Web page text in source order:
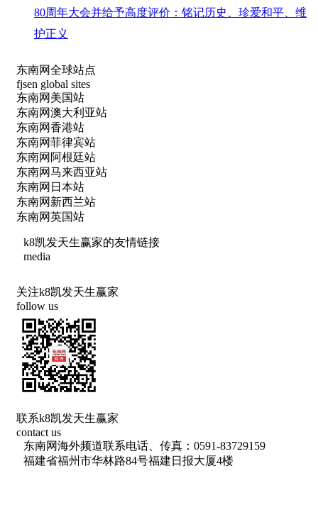
80周年大会并给予高度评价：铭记历史、珍爱和平、维
护正义
东南网全球站点
fjsen global sites
东南网美国站
东南网澳大利亚站
东南网香港站
东南网菲律宾站
东南网阿根廷站
东南网马来西亚站
东南网日本站
东南网新西兰站
东南网英国站
k8凯发天生赢家的友情链接
media
关注k8凯发天生赢家
follow us
联系k8凯发天生赢家
contact us
东南网海外频道联系电话、传真：0591-83729159
福建省福州市华林路84号福建日报大厦4楼